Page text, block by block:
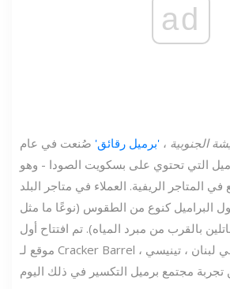
ad
الجنوبية ، 'برميل رقائق' صُنعت في عام
التي تحتوي على بسكويت الصودا - وهو
المتاجر الريفية. العملاء في متاجر البلد
البراميل كنوع من الطقوس (نوعًا ما مثل
بالقرب من مبرد المياه). تم افتتاح أول
موقع لـ Cracker Barrel في عام 1969 في لبنان ، تينيسي ،